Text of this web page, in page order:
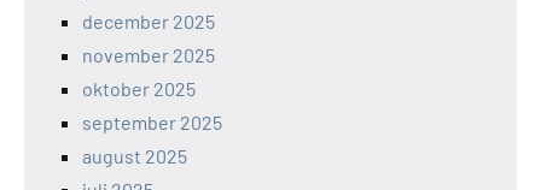
december 2025
november 2025
oktober 2025
september 2025
august 2025